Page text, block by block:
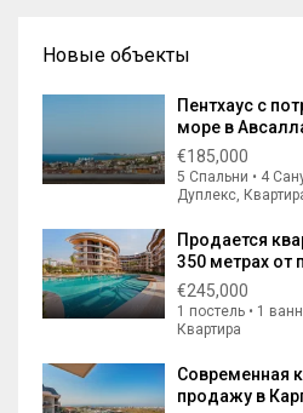
Новые объекты
Пентхаус с
море в
€185,000
5 Спальни • 4
Дуплекс,
Продается
350 метрах от
€245,000
1 постель • 1
Квартира
Современная
продажу в